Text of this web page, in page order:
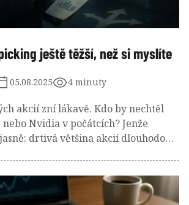
ještě těžší, než si myslíte
05.08.2025 4 minuty
akcií zní lákavě. Kdo by nechtěl
Nvidia v počátcích? Jenže
drtivá většina akcií dlouhodobě
se zdá, a co může běžný investor
svých šancí na úspěch.